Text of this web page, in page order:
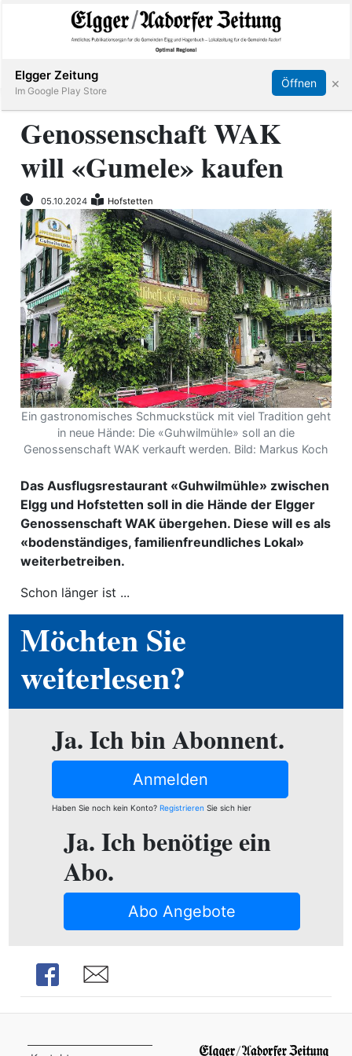
Elgg
Aadorf
Hagenbuch
E-
Paper
App
Region
Abonnieren Online Anmelden Anmelden
Genossenschaft WAK
will «Gumele» kaufen
05.10.2024 Hofstetten
Ein gastronomisches Schmuckstück mit viel Tradition geht
in neue Hände: Die «Guhwilmühle» soll an die
Genossenschaft WAK verkauft werden. Bild: Markus Koch
Das Ausflugsrestaurant «Guhwilmühle» zwischen
Elgg und Hofstetten soll in die Hände der Elgger
Genossenschaft WAK übergehen. Diese will es als
«bodenständiges, familienfreundliches Lokal»
weiterbetreiben.
Schon länger ist ...
Möchten Sie
weiterlesen?
Ja. Ich bin Abonnent.
Anmelden
Haben Sie noch kein Konto? RegistrierenSie sich hier
Ja. Ich benötige ein
Abo.
Abo Angebote
Share Share
Elgger Zeitung
Im Google Play Store
Öffnen ×